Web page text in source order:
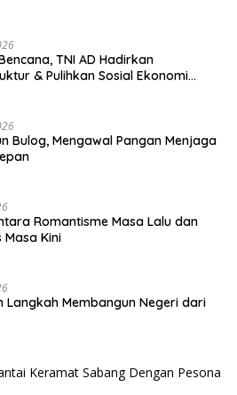
TNI AD Hadirkan
& Pulihkan Sosial Ekonomi
Bulog, Mengawal Pangan Menjaga
Romantisme Masa Lalu dan
Masa Kini
Langkah Membangun Negeri dari